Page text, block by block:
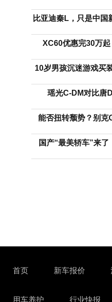
比亚迪秦L，只是中国
XC60优惠完30万
10岁男孩沉迷游戏买
瑶光C-DM对比唐
能否扭转颓势？别克
国产“最美轿车”来
首页 新车报价
用车养护 行业快报